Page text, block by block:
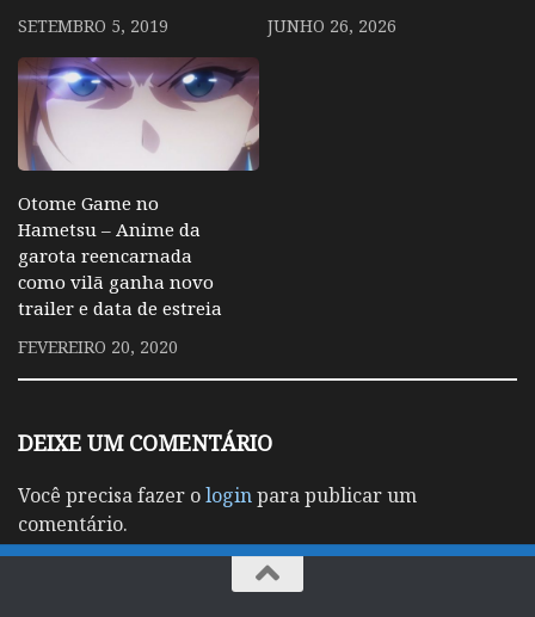
SETEMBRO 5, 2019 JUNHO 26, 2026
Otome Game no
Hametsu – Anime da
garota reencarnada
como vilã ganha novo
trailer e data de estreia
FEVEREIRO 20, 2020
DEIXE UM COMENTÁRIO
Você precisa fazer ologinpara publicar um
comentário.